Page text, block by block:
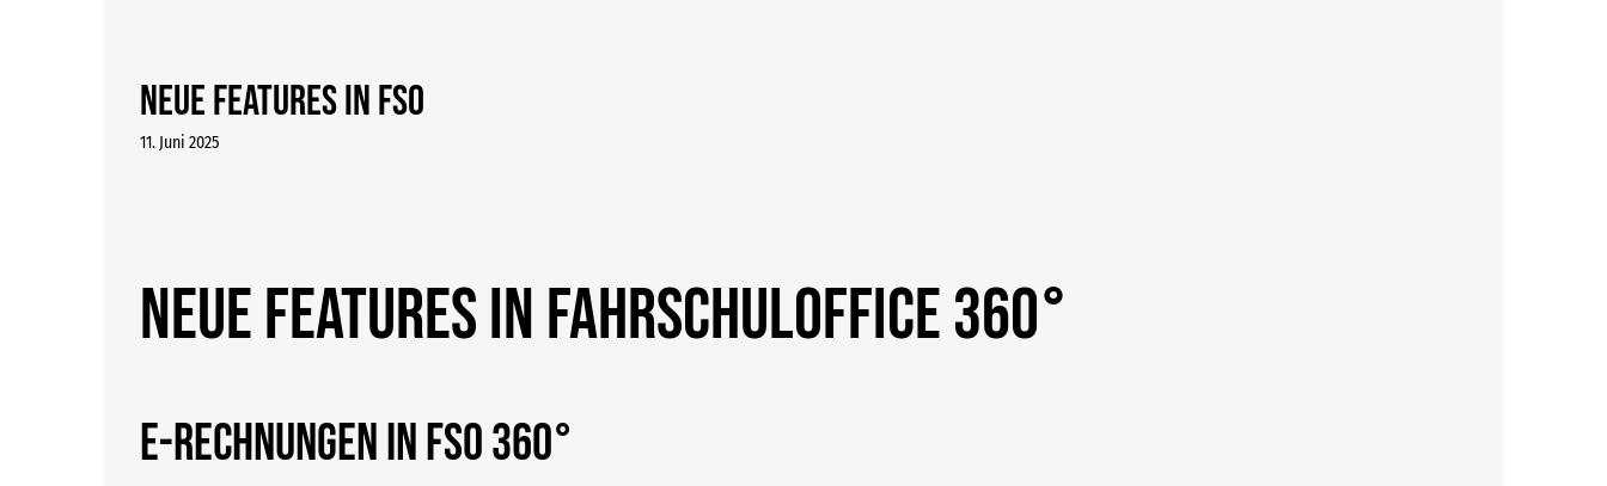
Neue Features in FSO
11. Juni 2025
Neue Features in FAHRSCHULOFFICE 360°
E-Rechnungen in FSO 360°